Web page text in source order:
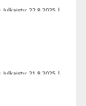
Julkaistu: 22.8.2025 |
Julkaistu: 21.8.2025 |